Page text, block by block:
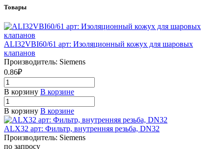
Товары
ALI32VBI60/61 арт: Изоляционный кожух для шаровых
клапанов
Производитель: Siemens
0.86₽
В корзину В корзине
В корзину В корзине
ALX32 арт: Фильтр, внутренняя резьба, DN32
Производитель: Siemens
по запросу